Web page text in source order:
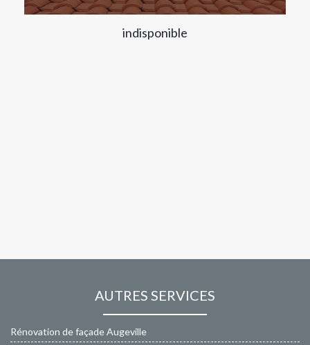
indisponible
AUTRES SERVICES
Rénovation de façade Augeville